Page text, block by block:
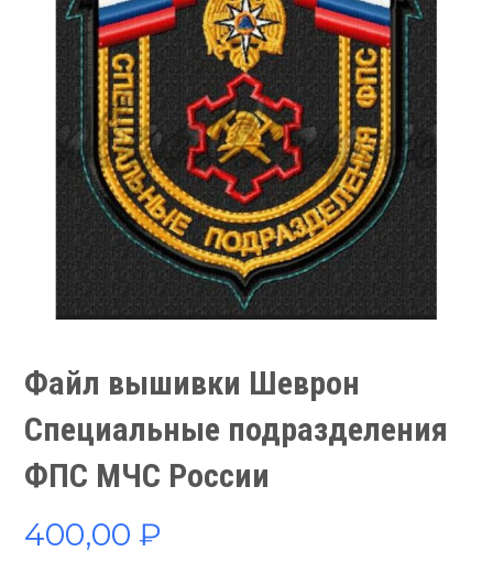
Файл вышивки Шеврон
Специальные подразделения
ФПС МЧС России
400,00₽